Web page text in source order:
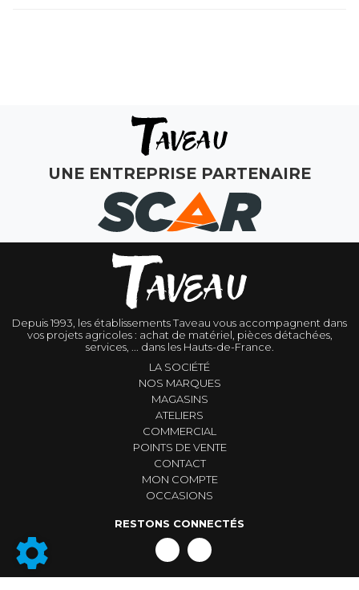
MON COMPTE
UNE ENTREPRISE PARTENAIRE
Depuis 1993, les établissements Taveau vous accompagnent dans
vos projets agricoles : achat de matériel, pièces détachées,
services, ... dans les Hauts-de-France.
LA SOCIÉTÉ
NOS MARQUES
MAGASINS
ATELIERS
COMMERCIAL
POINTS DE VENTE
CONTACT
MON COMPTE
OCCASIONS
RESTONS CONNECTÉS